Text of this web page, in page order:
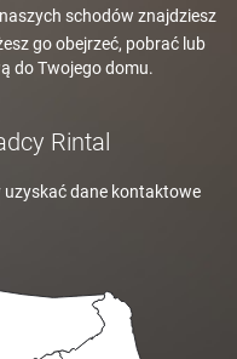
schodów znajdziesz
go obejrzeć, pobrać lub
do Twojego domu.
Rintal
dane kontaktowe